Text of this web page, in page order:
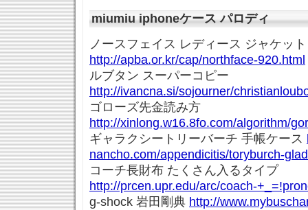
miumiu iphoneケース パロディ
ノースフェイス レディース ジャケット
http://apba.or.kr/cap/northface-920.html
ルブタン スーパーコピー
http://ivancna.si/sojourner/
ゴローズ先金読み方
http://xinlong.w16.8fo.com/algorithm/
ギャラクシートリーバーチ 手帳ケース
nancho.com/appendicitis/toryburch-
コーチ長財布 たくさん入るタイプ
http://prcen.upr.edu/arc/coach-
g-shock 岩田剛典 http://